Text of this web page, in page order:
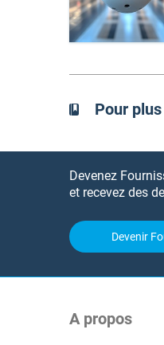
Pour
Devenez
et recevez des
Devenir
A propos